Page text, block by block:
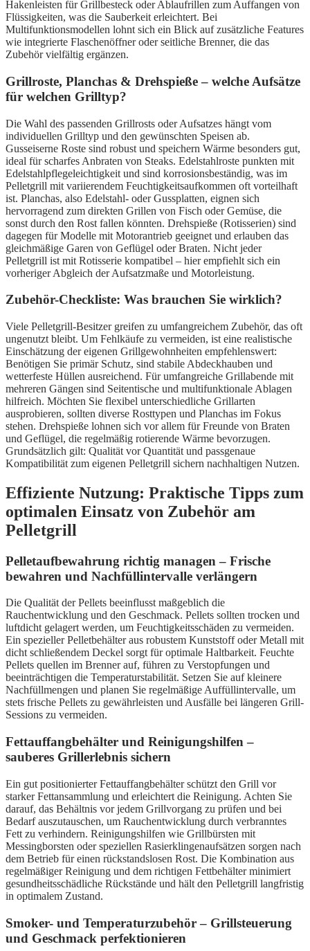
Hakenleisten für Grillbesteck oder Ablaufrillen zum Auffangen von
Flüssigkeiten, was die Sauberkeit erleichtert. Bei
Multifunktionsmodellen lohnt sich ein Blick auf zusätzliche Features
wie integrierte Flaschenöffner oder seitliche Brenner, die das
Zubehör vielfältig ergänzen.
Grillroste, Planchas & Drehspieße – welche Aufsätze
für welchen Grilltyp?
Die Wahl des passenden Grillrosts oder Aufsatzes hängt vom
individuellen Grilltyp und den gewünschten Speisen ab.
Gusseiserne Roste sind robust und speichern Wärme besonders gut,
ideal für scharfes Anbraten von Steaks. Edelstahlroste punkten mit
Edelstahlpflegeleichtigkeit und sind korrosionsbeständig, was im
Pelletgrill mit variierendem Feuchtigkeitsaufkommen oft vorteilhaft
ist. Planchas, also Edelstahl- oder Gussplatten, eignen sich
hervorragend zum direkten Grillen von Fisch oder Gemüse, die
sonst durch den Rost fallen könnten. Drehspieße (Rotisserien) sind
dagegen für Modelle mit Motorantrieb geeignet und erlauben das
gleichmäßige Garen von Geflügel oder Braten. Nicht jeder
Pelletgrill ist mit Rotisserie kompatibel – hier empfiehlt sich ein
vorheriger Abgleich der Aufsatzmaße und Motorleistung.
Zubehör-Checkliste: Was brauchen Sie wirklich?
Viele Pelletgrill-Besitzer greifen zu umfangreichem Zubehör, das oft
ungenutzt bleibt. Um Fehlkäufe zu vermeiden, ist eine realistische
Einschätzung der eigenen Grillgewohnheiten empfehlenswert:
Benötigen Sie primär Schutz, sind stabile Abdeckhauben und
wetterfeste Hüllen ausreichend. Für umfangreiche Grillabende mit
mehreren Gängen sind Seitentische und multifunktionale Ablagen
hilfreich. Möchten Sie flexibel unterschiedliche Grillarten
ausprobieren, sollten diverse Rosttypen und Planchas im Fokus
stehen. Drehspieße lohnen sich vor allem für Freunde von Braten
und Geflügel, die regelmäßig rotierende Wärme bevorzugen.
Grundsätzlich gilt: Qualität vor Quantität und passgenaue
Kompatibilität zum eigenen Pelletgrill sichern nachhaltigen Nutzen.
Effiziente Nutzung: Praktische Tipps zum
optimalen Einsatz von Zubehör am
Pelletgrill
Pelletaufbewahrung richtig managen – Frische
bewahren und Nachfüllintervalle verlängern
Die Qualität der Pellets beeinflusst maßgeblich die
Rauchentwicklung und den Geschmack. Pellets sollten trocken und
luftdicht gelagert werden, um Feuchtigkeitsschäden zu vermeiden.
Ein spezieller Pelletbehälter aus robustem Kunststoff oder Metall mit
dicht schließendem Deckel sorgt für optimale Haltbarkeit. Feuchte
Pellets quellen im Brenner auf, führen zu Verstopfungen und
beeinträchtigen die Temperaturstabilität. Setzen Sie auf kleinere
Nachfüllmengen und planen Sie regelmäßige Auffüllintervalle, um
stets frische Pellets zu gewährleisten und Ausfälle bei längeren Grill-
Sessions zu vermeiden.
Fettauffangbehälter und Reinigungshilfen –
sauberes Grillerlebnis sichern
Ein gut positionierter Fettauffangbehälter schützt den Grill vor
starker Fettansammlung und erleichtert die Reinigung. Achten Sie
darauf, das Behältnis vor jedem Grillvorgang zu prüfen und bei
Bedarf auszutauschen, um Rauchentwicklung durch verbranntes
Fett zu verhindern. Reinigungshilfen wie Grillbürsten mit
Messingborsten oder speziellen Rasierklingenaufsätzen sorgen nach
dem Betrieb für einen rückstandslosen Rost. Die Kombination aus
regelmäßiger Reinigung und dem richtigen Fettbehälter minimiert
gesundheitsschädliche Rückstände und hält den Pelletgrill langfristig
in optimalem Zustand.
Smoker- und Temperaturzubehör – Grillsteuerung
und Geschmack perfektionieren